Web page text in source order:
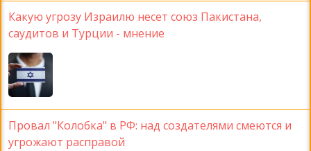
Какую угрозу Израилю несет союз Пакистана,
саудитов и Турции - мнение
Провал "Колобка" в РФ: над создателями смеются и
угрожают расправой